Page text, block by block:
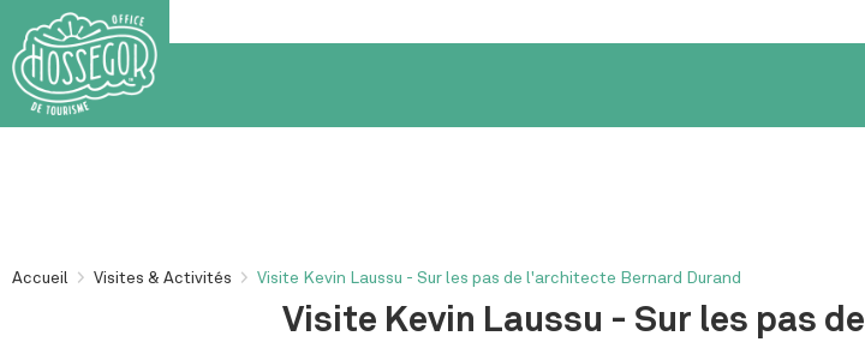
Accueil > Visites & Activités > Visite Kevin Laussu - Sur les pas de l'architecte Bernard Durand
Visite Kevin Laussu - Sur les pas